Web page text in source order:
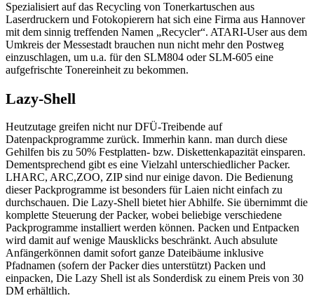
Spezialisiert auf das Recycling von Tonerkartuschen aus
Laserdruckern und Fotokopierern hat sich eine Firma aus Hannover
mit dem sinnig treffenden Namen „Recycler“. ATARI-User aus dem
Umkreis der Messestadt brauchen nun nicht mehr den Postweg
einzuschlagen, um u.a. für den SLM804 oder SLM-605 eine
aufgefrischte Tonereinheit zu bekommen.
Lazy-Shell
Heutzutage greifen nicht nur DFÜ-Treibende auf
Datenpackprogramme zurück. Immerhin kann. man durch diese
Gehilfen bis zu 50% Festplatten- bzw. Diskettenkapazität einsparen.
Dementsprechend gibt es eine Vielzahl unterschiedlicher Packer.
LHARC, ARC,ZOO, ZIP sind nur einige davon. Die Bedienung
dieser Packprogramme ist besonders für Laien nicht einfach zu
durchschauen. Die Lazy-Shell bietet hier Abhilfe. Sie übernimmt die
komplette Steuerung der Packer, wobei beliebige verschiedene
Packprogramme installiert werden können. Packen und Entpacken
wird damit auf wenige Mausklicks beschränkt. Auch absulute
Anfängerkönnen damit sofort ganze Dateibäume inklusive
Pfadnamen (sofern der Packer dies unterstützt) Packen und
einpacken, Die Lazy Shell ist als Sonderdisk zu einem Preis von 30
DM erhältlich.